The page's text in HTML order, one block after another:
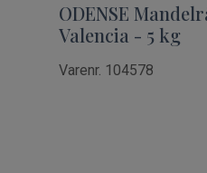
ODENSE
Valencia - 5 kg
Varenr. 104578